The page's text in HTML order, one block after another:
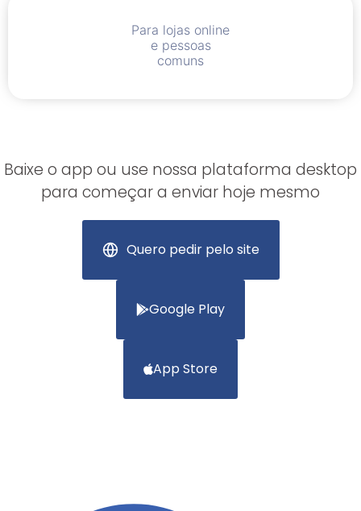
Para lojas online
e pessoas
comuns
Baixe o app ou use nossa plataforma desktop
para começar a enviar hoje mesmo
Quero pedir pelo site
Google Play
App Store